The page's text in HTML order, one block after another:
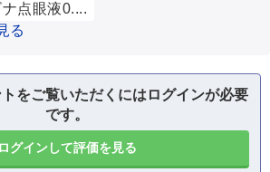
点眼液0....
る
をご覧いただくにはログインが必要
です。
ログインして評価を見る